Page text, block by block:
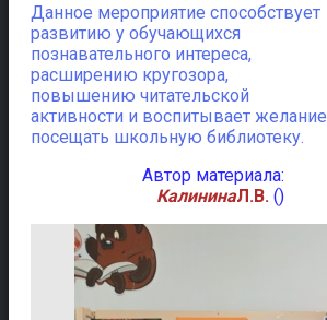
Данное мероприятие способствует
развитию у обучающихся
познавательного интереса,
расширению кругозора,
повышению читательской
активности и воспитывает желание
посещать школьную библиотеку.
Автор материала:
КалининаЛ.В.()